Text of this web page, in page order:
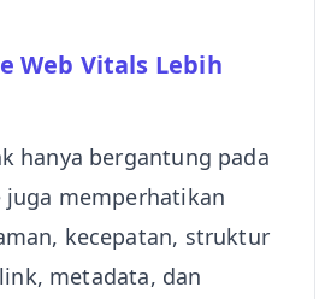
Web Vitals Lebih
hanya bergantung pada
juga memperhatikan
kecepatan, struktur
metadata, dan